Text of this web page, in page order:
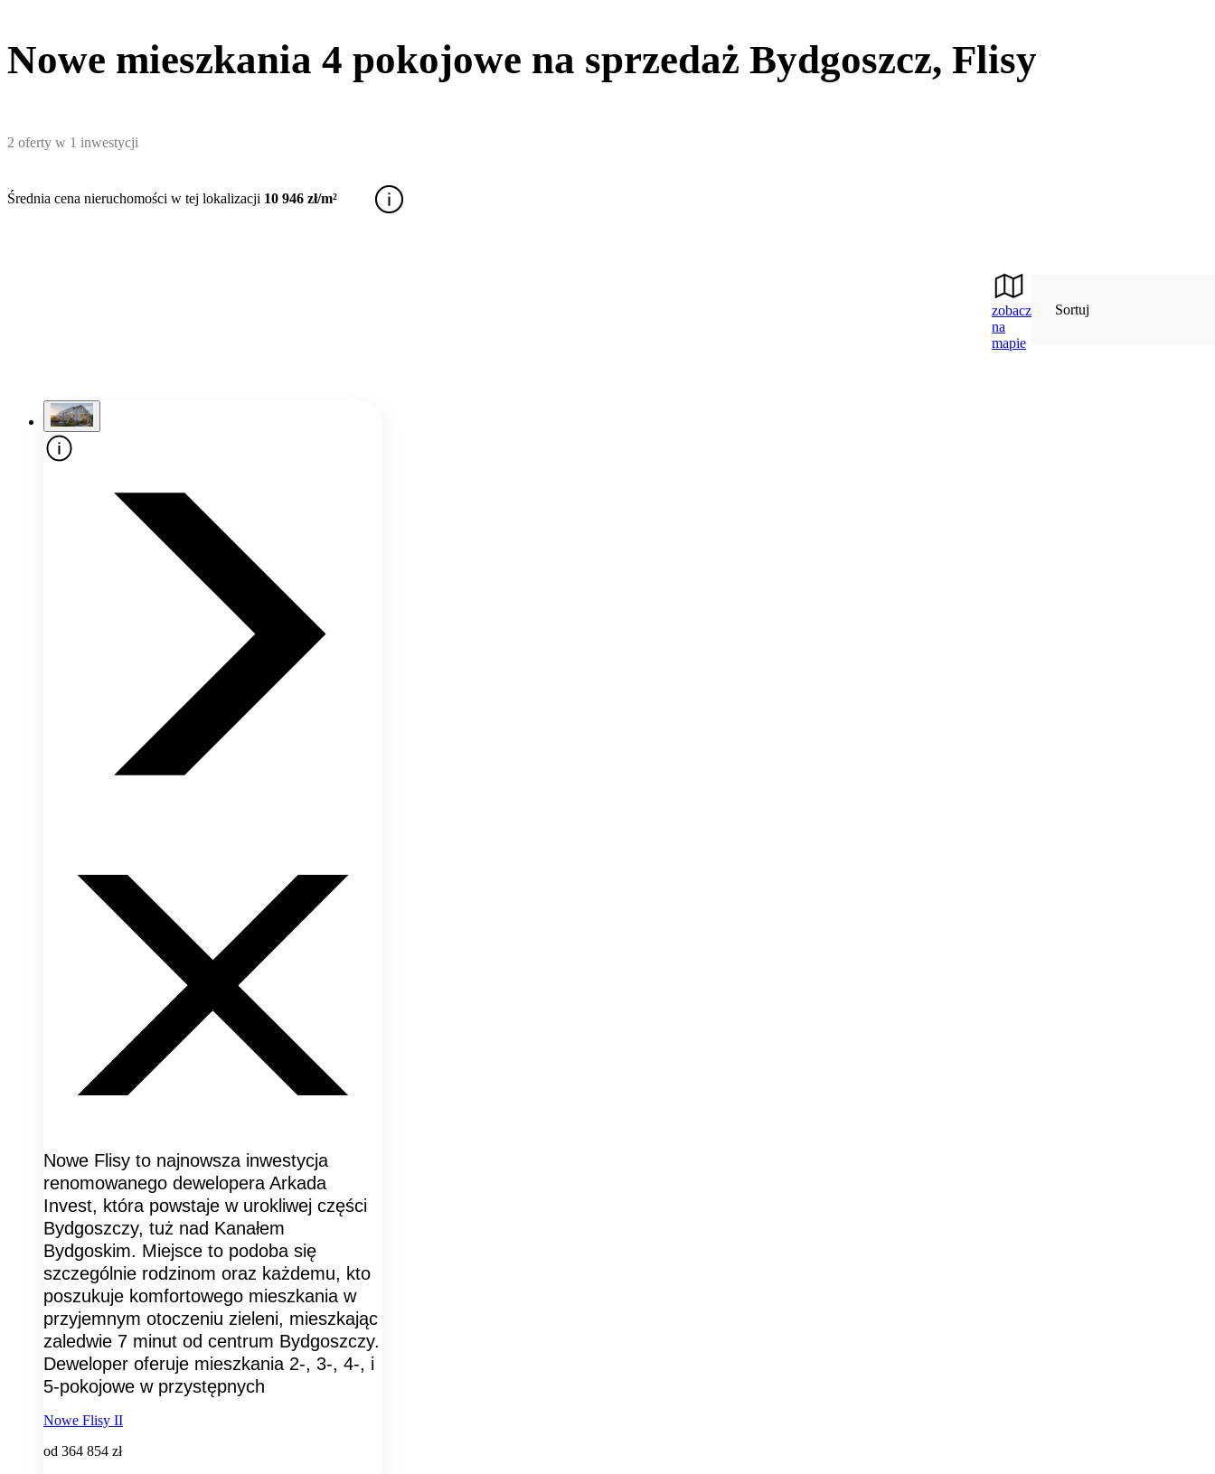
Nowe mieszkania 4 pokojowe na sprzedaż Bydgoszcz, Flisy
2 oferty w 1 inwestycji
Średnia cena nieruchomości w tej lokalizacji 10 946 zł/m²
zobacz
na
mapie
Sortuj
Nowe Flisy to najnowsza inwestycja
renomowanego dewelopera Arkada
Invest, która powstaje w urokliwej części
Bydgoszczy, tuż nad Kanałem
Bydgoskim. Miejsce to podoba się
szczególnie rodzinom oraz każdemu, kto
poszukuje komfortowego mieszkania w
przyjemnym otoczeniu zieleni, mieszkając
zaledwie 7 minut od centrum Bydgoszczy.
Deweloper oferuje mieszkania 2-, 3-, 4-, i
5-pokojowe w przystępnych
Nowe Flisy II
od 364 854 zł